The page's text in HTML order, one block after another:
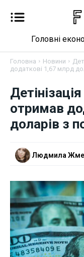
Новини
Бізнес
Робота і
Публікації
Головні
Головна Новини
додаткові 1,67 млрд
отримав
доларів з
Людмила